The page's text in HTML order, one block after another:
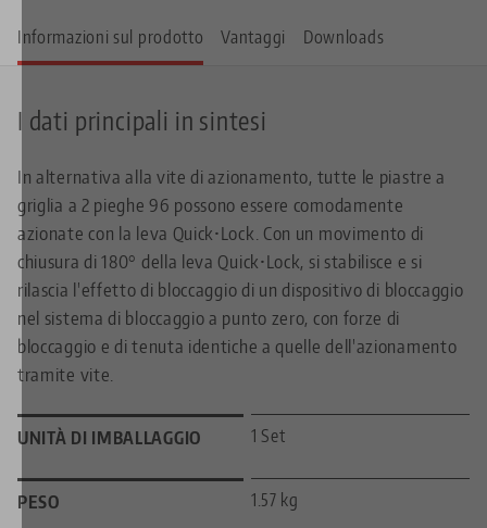
Informazioni sul prodotto Vantaggi Downloads
I dati principali in sintesi
In alternativa alla vite di azionamento, tutte le piastre a
griglia a 2 pieghe 96 possono essere comodamente
azionate con la leva Quick•Lock. Con un movimento di
chiusura di 180° della leva Quick•Lock, si stabilisce e si
rilascia l'effetto di bloccaggio di un dispositivo di bloccaggio
nel sistema di bloccaggio a punto zero, con forze di
bloccaggio e di tenuta identiche a quelle dell'azionamento
tramite vite.
UNITÀ DI IMBALLAGGIO 1 Set
PESO 1.57 kg